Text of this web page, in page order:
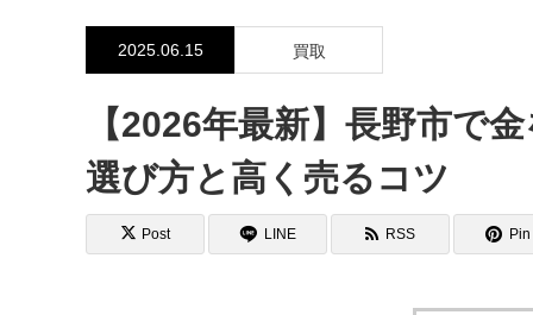
2025.06.15 買取
【2026年最新】長野市で
選び方と高く売るコツ
Post LINE RSS